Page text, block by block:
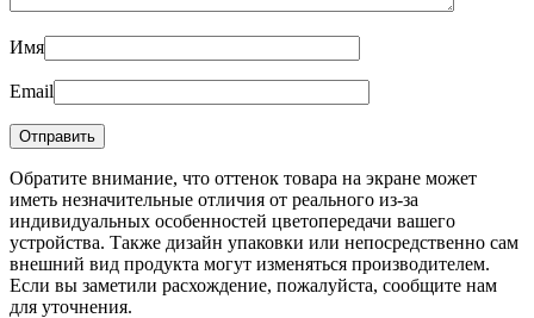
Имя
Email
Обратите внимание, что оттенок товара на экране может
иметь незначительные отличия от реального из-за
индивидуальных особенностей цветопередачи вашего
устройства. Также дизайн упаковки или непосредственно сам
внешний вид продукта могут изменяться производителем.
Если вы заметили расхождение, пожалуйста, сообщите нам
для уточнения.